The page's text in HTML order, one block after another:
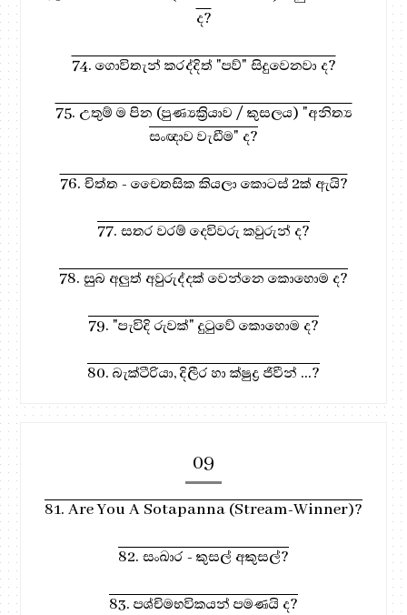
ද?
74. ගොවිතැන් කරද්දිත් "පව්" සිදුවෙනවා ද?
75. උතුම් ම පින (පුණ්‍යක්‍රියාව / කුසලය) "අනිත්‍ය
සංඥාව වැඩීම" ද?
76. චිත්ත - චෛතසික කියලා කොටස් 2ක් ඇයි?
77. සතර වරම් දෙවිවරු කවුරුන් ද?
78. සුබ අලුත් අවුරුද්දක් වෙන්නෙ කොහොම ද?
79. "පැවිදි රුවක්" දුටුවේ කොහොම ද?
80. බැක්ටීරියා, දිලීර හා ක්ෂුද්‍ර ජිවීන් ...?
09
81. Are You A Sotapanna (Stream-Winner)?
82. සංඛාර - කුසල් අකුසල්?
83. පශ්චිමභවිකයන් පමණයි ද?